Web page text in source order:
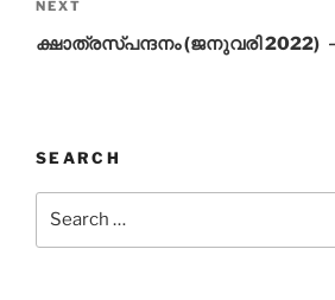
Next
Post
NEXT
ക്ഷാത്രസ്പന്ദനം (ജനുവരി 2022)
SEARCH